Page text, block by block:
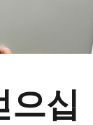
으십